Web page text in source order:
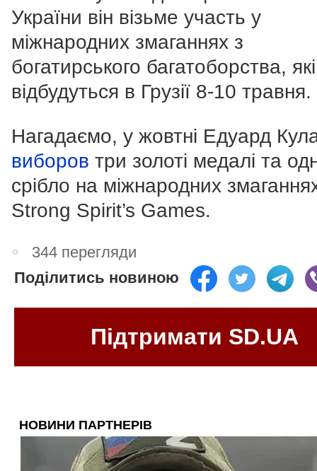
України він візьме участь у
міжнародних змаганнях з
богатирського багатоборства, які
відбудуться в Грузії 8-10 травня.
Нагадаємо, у жовтні Едуард
виборов три золоті медалі та
срібло на міжнародних
Strong Spirit’s Games.
344 перегляди
Поділитись новиною
Підтримати SD.UA